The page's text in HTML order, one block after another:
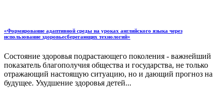
«Формирование адаптивной среды на уроках английского языка через
использование здоровьесберегающих технологий»
Состояние здоровья подрастающего поколения - важнейший
показатель благополучия общества и государства, не только
отражающий настоящую ситуацию, но и дающий прогноз на
будущее. Ухудшение здоровья детей...